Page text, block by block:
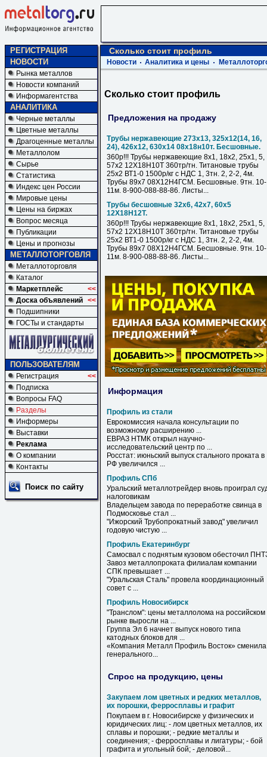
РЕГИСТРАЦИЯ
НОВОСТИ
Рынка металлов
Новости компаний
Информагентства
АНАЛИТИКА
Черные металлы
Цветные металлы
Драгоценные металлы
Металлолом
Сырье
Статистика
Индекс цен России
Мировые цены
Цены на биржах
Вопрос месяца
Публикации
Цены и прогнозы
МЕТАЛЛОТОРГОВЛЯ
Металлоторговля
Каталог
Маркетплейс
<<
Доска объявлений <<
Подшипники
ГОСТы и стандарты
ПОЛЬЗОВАТЕЛЯМ
Регистрация
<<
Подписка
Вопросы FAQ
Разделы
Информеры
Выставки
Реклама
О компании
Контакты
Поиск по сайту
Сколько стоит профиль
Новости Аналитика и цены
Сколько стоит профиль
Предложения на продажу
Трубы нержавеющие 273х13, 325х12(14, 16,
24), 426х12, 630х14 08х18н10т. Бесшовные.
360р!!! Трубы нержавеющие 8х1, 18х2, 25х1, 5,
57х2 12Х18Н10Т 360тр/тн. Титановые трубы
25х2 ВТ1-0 1500р/кг с НДС 1, 3тн. 2, 2-2, 4м.
Трубы 89х7 08Х12Н4ГСМ. Бесшовные. 9тн. 10-
11м. 8-900-088-88-86. Листы...
Трубы бесшовные 32х6, 42х7, 60х5
12Х18Н12Т.
360р!!! Трубы нержавеющие 8х1, 18х2, 25х1, 5,
57х2 12Х18Н10Т 360тр/тн. Титановые трубы
25х2 ВТ1-0 1500р/кг с НДС 1, 3тн. 2, 2-2, 4м.
Трубы 89х7 08Х12Н4ГСМ. Бесшовные. 9тн. 10-
11м. 8-900-088-88-86. Листы...
Информация
Профиль из стали
Еврокомиссия начала консультации по
возможному расширению ...
ЕВРАЗ НТМК открыл научно-
исследовательский центр по ...
Росстат: июньский выпуск стального проката в
РФ увеличился ...
Профиль СПб
Уральский металлотрейдер вновь проиграл
налоговикам
Владельцем завода по переработке свинца в
Подмосковье стал ...
"Ижорский Трубопрокатный завод" увеличил
годовую чистую ...
Профиль Екатеринбург
Самосвал с поднятым кузовом обесточил
Завоз металлопроката филиалам компании
СПК превышает ...
"Уральская Сталь" провела координационный
совет с ...
Профиль Новосибирск
"Транслом": цены металлолома на российском
рынке выросли на ...
Группа Эл 6 начнет выпуск нового типа
катодных блоков для ...
«Компания Металл Профиль Восток» сменила
генерального...
Спрос на продукцию, цены
Закупаем лом цветных и редких металлов,
их порошки, ферросплавы и графит
Покупаем в г. Новосибирске у физических и
юридических лиц: - лом цветных металлов, их
сплавы и порошки; - редкие металлы и
соединения; - ферросплавы и лигатуры; - бой
графита и угольный бой; - деловой...